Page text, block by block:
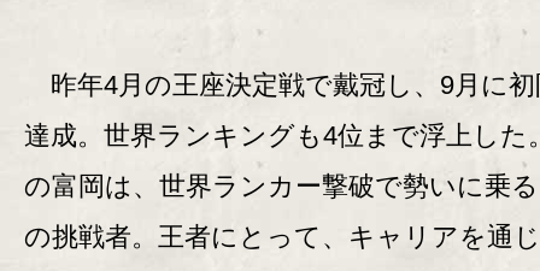
昨年4月の王座決定戦で戴冠し、9月に
達成。世界ランキングも4位まで浮上した
の富岡は、世界ランカー撃破で勢いに乗
の挑戦者。王者にとって、キャリアを通